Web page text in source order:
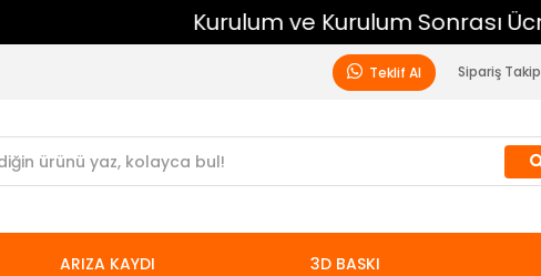
Kurulum ve Kurulum Sonrası Ücretsiz Destek
Teklif Al Sipariş Takip
ARIZA KAYDI 3D BASKI